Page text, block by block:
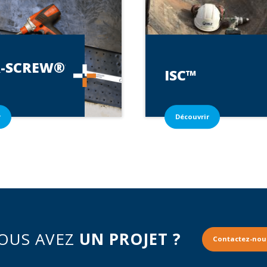
SCREW®* ISC™
Découvrir
AVEZ UN PROJET ? Contactez-